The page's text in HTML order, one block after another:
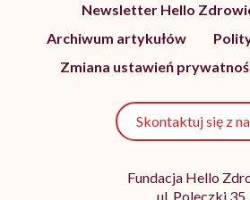
Newsletter Hello
Archiwum artykułów
Zmiana ustawień
Skontaktuj się z
Fundacja Hello
ul. Poleczki 35